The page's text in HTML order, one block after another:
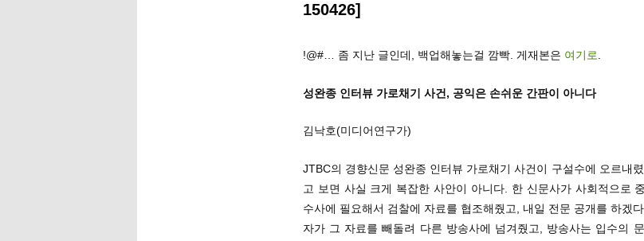
150426]
!@#… 좀 지난 글인데, 백업해놓는걸 깜빡. 게재본은 여기로
성완종 인터뷰 가로채기 사건, 공익은 손쉬운 간판이 아니다
김낙호(미디어연구가)
JTBC의 경향신문 성완종 인터뷰 가로채기 사건이 구설수에 오르내
고 보면 사실 크게 복잡한 사안이 아니다. 한 신문사가 사회적으로
수사에 필요해서 검찰에 자료를 협조해줬고, 내일 전문 공개를 하겠
자가 그 자료를 빼돌려 다른 방송사에 넘겨줬고, 방송사는 입수의